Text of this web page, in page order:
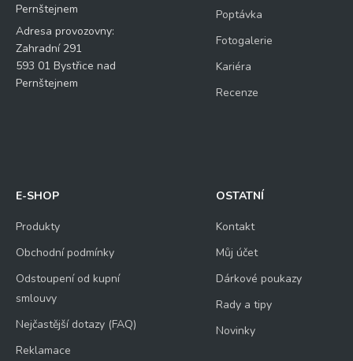
Pernštejnem
Adresa provozovny:
Zahradní 291
593 01 Bystřice nad
Pernštejnem
Poptávka
Fotogalerie
Kariéra
Recenze
E-SHOP
Produkty
Obchodní podmínky
Odstoupení od kupní
smlouvy
Nejčastější dotazy (FAQ)
Reklamace
OSTATNÍ
Kontakt
Můj účet
Dárkové poukazy
Rady a tipy
Novinky